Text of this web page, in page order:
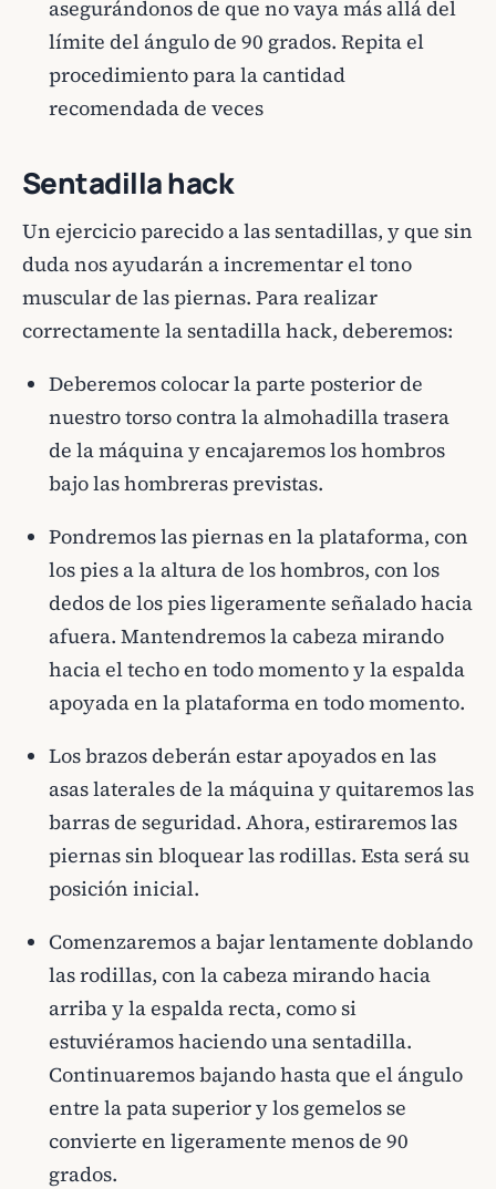
asegurándonos de que no vaya más allá del
límite del ángulo de 90 grados. Repita el
procedimiento para la cantidad
recomendada de veces
Sentadilla hack
Un ejercicio parecido a las sentadillas, y que sin
duda nos ayudarán a incrementar el tono
muscular de las piernas. Para realizar
correctamente la sentadilla hack, deberemos:
Deberemos colocar la parte posterior de
nuestro torso contra la almohadilla trasera
de la máquina y encajaremos los hombros
bajo las hombreras previstas.
Pondremos las piernas en la plataforma, con
los pies a la altura de los hombros, con los
dedos de los pies ligeramente señalado hacia
afuera. Mantendremos la cabeza mirando
hacia el techo en todo momento y la espalda
apoyada en la plataforma en todo momento.
Los brazos deberán estar apoyados en las
asas laterales de la máquina y quitaremos las
barras de seguridad. Ahora, estiraremos las
piernas sin bloquear las rodillas. Esta será su
posición inicial.
Comenzaremos a bajar lentamente doblando
las rodillas, con la cabeza mirando hacia
arriba y la espalda recta, como si
estuviéramos haciendo una sentadilla.
Continuaremos bajando hasta que el ángulo
entre la pata superior y los gemelos se
convierte en ligeramente menos de 90
grados.